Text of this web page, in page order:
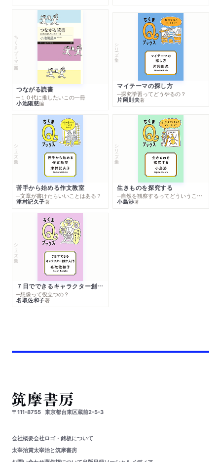
ちくまプリマー新書
つながる読書
─１０代に推したいこの一冊
小池陽慈編
シリーズ・全集
マイテーマの探し方
─探究学習ってどうやるの？
片岡則夫著
シリーズ・全集
苦手から始める作文教室
─文章が書けたらいいことはある？
津村記久子著
シリーズ・全集
生きものを探究する
─自然を観察するってどういうこと？
小島渉著
シリーズ・全集
７日でできるキャラクター創作入門
─想像って役立つの？
名取佐和子著
〒111-8755 東京都台東区蔵前2-5-3
会社概要会社ロゴ・銘板について
太宰治賞太宰治と筑摩書房